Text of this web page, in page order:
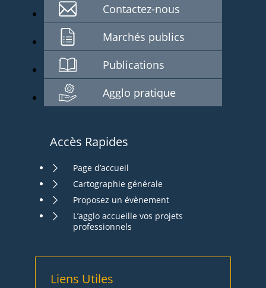
Contactez-nous
Marchés publics
Publications
Agglo pratique
Accès Rapides
Page d’accueil
Cartographie générale
Proposez un évènement
L’agglo accueille vos projets
professionnels
Liens Utiles